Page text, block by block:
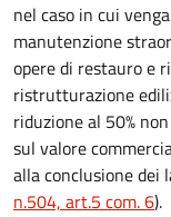
nel caso in cui
manutenzione
opere di restauro e
ristrutturazione
riduzione al 50%
sul valore
alla conclusione dei
n.504, art.5 com. 6).